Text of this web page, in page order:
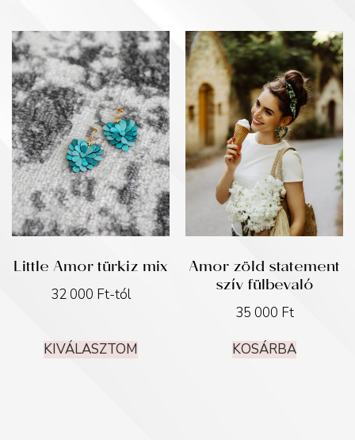
Little Amor türkiz mix
32 000 Ft-tól
KIVÁLASZTOM
Amor zöld statement
szív fülbevaló
35 000 Ft
KOSÁRBA